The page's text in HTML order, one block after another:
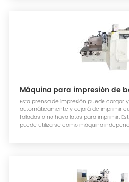
Máquina para impresión de
Esta prensa de impresión puede cargar
automáticamente y dejará de imprimir
falladas o no haya latas para imprimir.
puede utilizarse como máquina